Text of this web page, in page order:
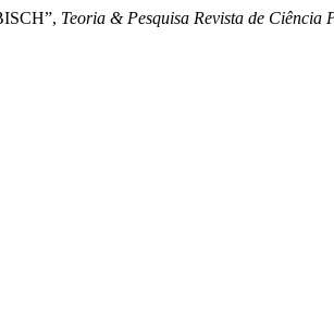
Teoria & Pesquisa Revista de Ciência